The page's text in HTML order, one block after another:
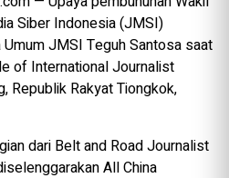
Siber Indonesia (JMSI)
Umum JMSI Teguh Santosa saat
of International Journalist
Republik Rakyat Tiongkok,
dari Belt and Road Journalist
All China